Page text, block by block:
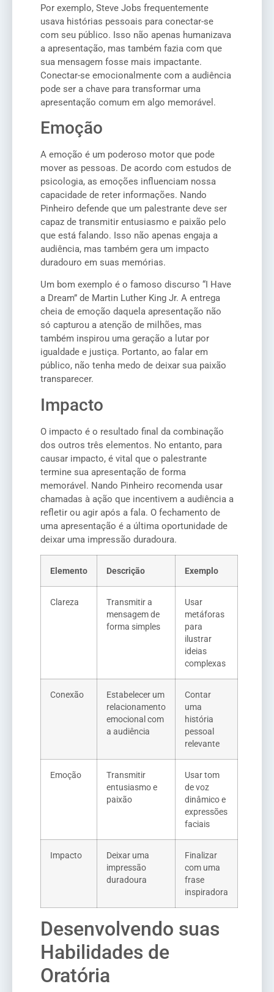
Por exemplo, Steve Jobs frequentemente
usava histórias pessoais para conectar-se
com seu público. Isso não apenas humanizava
a apresentação, mas também fazia com que
sua mensagem fosse mais impactante.
Conectar-se emocionalmente com a audiência
pode ser a chave para transformar uma
apresentação comum em algo memorável.
Emoção
A emoção é um poderoso motor que pode
mover as pessoas. De acordo com estudos de
psicologia, as emoções influenciam nossa
capacidade de reter informações. Nando
Pinheiro defende que um palestrante deve ser
capaz de transmitir entusiasmo e paixão pelo
que está falando. Isso não apenas engaja a
audiência, mas também gera um impacto
duradouro em suas memórias.
Um bom exemplo é o famoso discurso “I Have
a Dream” de Martin Luther King Jr. A entrega
cheia de emoção daquela apresentação não
só capturou a atenção de milhões, mas
também inspirou uma geração a lutar por
igualdade e justiça. Portanto, ao falar em
público, não tenha medo de deixar sua paixão
transparecer.
Impacto
O impacto é o resultado final da combinação
dos outros três elementos. No entanto, para
causar impacto, é vital que o palestrante
termine sua apresentação de forma
memorável. Nando Pinheiro recomenda usar
chamadas à ação que incentivem a audiência a
refletir ou agir após a fala. O fechamento de
uma apresentação é a última oportunidade de
deixar uma impressão duradoura.
Elemento Descrição Exemplo
Clareza
Transmitir a
mensagem de
forma simples
Usar
metáforas
para
ilustrar
ideias
complexas
Conexão
Estabelecer um
relacionamento
emocional com
a audiência
Contar
uma
história
pessoal
relevante
Emoção
Transmitir
entusiasmo e
paixão
Usar tom
de voz
dinâmico e
expressões
faciais
Impacto
Deixar uma
impressão
duradoura
Finalizar
com uma
frase
inspiradora
Desenvolvendo suas
Habilidades de
Oratória